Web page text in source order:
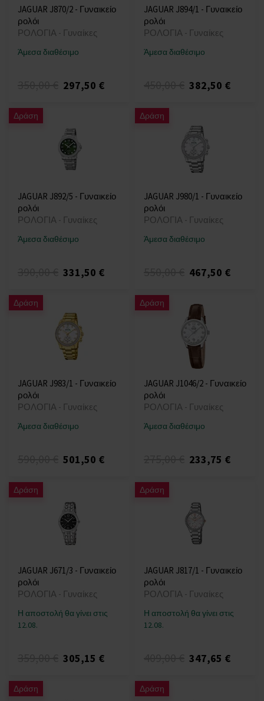
JAGUAR J870/2 - Γυναικείο
ρολόι
ΡΟΛΟΓΙΑ - Γυναίκες
Άμεσα διαθέσιμο
297,50 €
JAGUAR J894/1 - Γυναικείο
ρολόι
ΡΟΛΟΓΙΑ - Γυναίκες
Άμεσα διαθέσιμο
382,50 €
Δράση
JAGUAR J892/5 - Γυναικείο
ρολόι
ΡΟΛΟΓΙΑ - Γυναίκες
Άμεσα διαθέσιμο
331,50 €
Δράση
JAGUAR J980/1 - Γυναικείο
ρολόι
ΡΟΛΟΓΙΑ - Γυναίκες
Άμεσα διαθέσιμο
467,50 €
Δράση
JAGUAR J983/1 - Γυναικείο
ρολόι
ΡΟΛΟΓΙΑ - Γυναίκες
Άμεσα διαθέσιμο
501,50 €
Δράση
JAGUAR J1046/2 - Γυναικείο
ρολόι
ΡΟΛΟΓΙΑ - Γυναίκες
Άμεσα διαθέσιμο
233,75 €
Δράση
JAGUAR J671/3 - Γυναικείο
ρολόι
ΡΟΛΟΓΙΑ - Γυναίκες
Η αποστολή θα γίνει στις
12.08.
305,15 €
Δράση
JAGUAR J817/1 - Γυναικείο
ρολόι
ΡΟΛΟΓΙΑ - Γυναίκες
Η αποστολή θα γίνει στις
12.08.
347,65 €
Δράση Δράση